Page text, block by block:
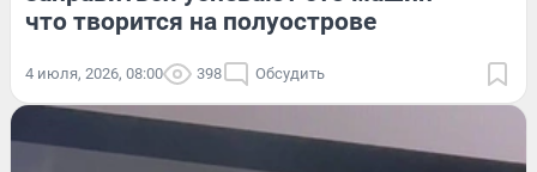
что творится на полуострове
4 июля, 2026, 08:00 398 Обсудить